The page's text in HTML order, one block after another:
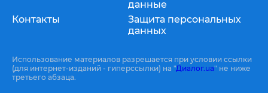
Контакты
данные
Защита персональных
данных
Использование материалов разрешается при условии ссылки
(для интернет-изданий - гиперссылки) на "Диалог.ua" не ниже
третьего абзаца.